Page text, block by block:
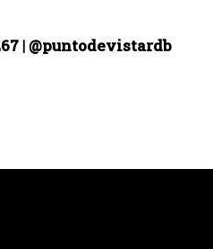
| @puntodevistardb